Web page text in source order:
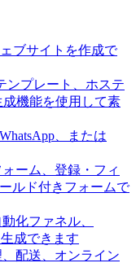
ブサイトを作成で
ンプレート、ホステ
機能を使用して素
、または
ーム、登録・フィ
ルド付きフォームで
化ファネル、
成できます
配送、オンライン